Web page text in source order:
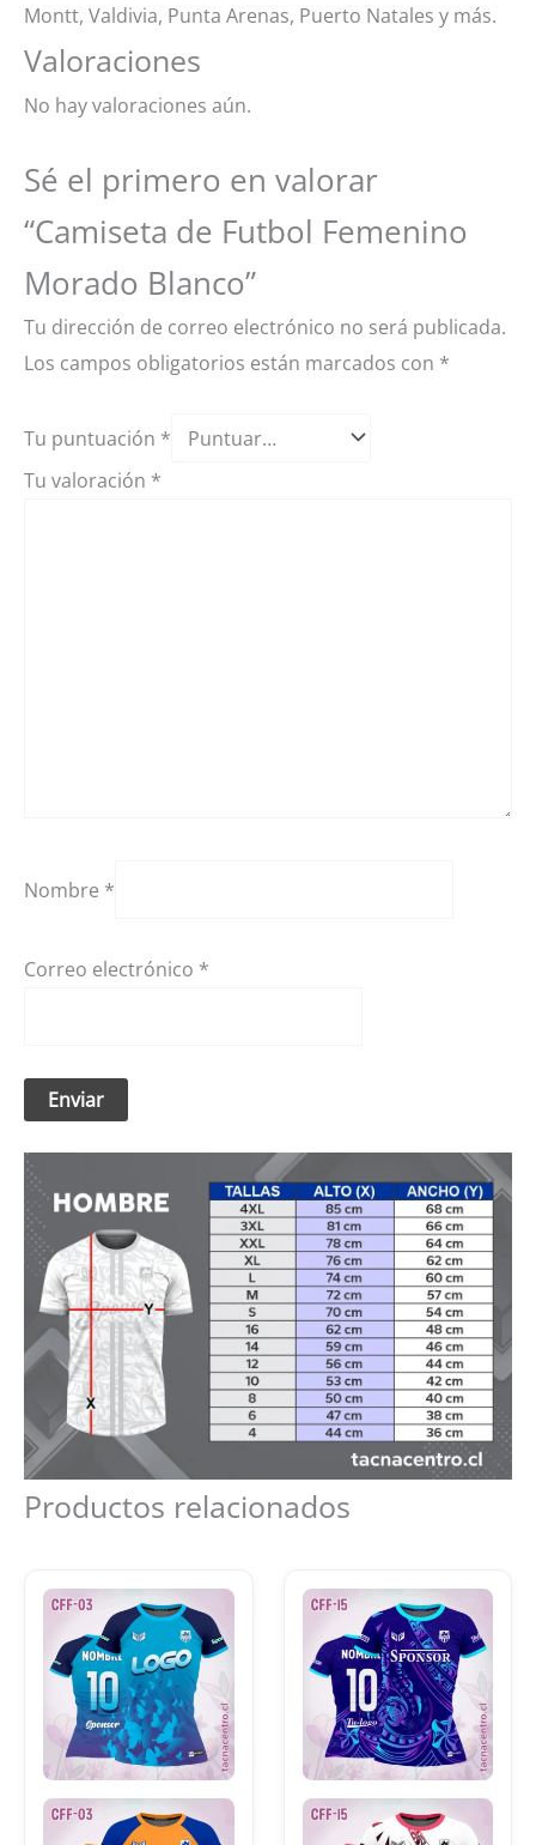
Montt, Valdivia, Punta Arenas, Puerto Natales y más.
Valoraciones
No hay valoraciones aún.
Sé el primero en valorar
“Camiseta de Futbol Femenino
Morado Blanco”
Tu dirección de correo electrónico no será publicada.
Los campos obligatorios están marcados con *
Tu puntuación *
Tu valoración *
Nombre *
Correo electrónico *
Productos relacionados